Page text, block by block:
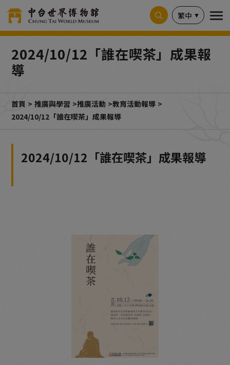
繁中
2024/10/12「誰在喫茶」成果報
導
首頁 推廣與學習 推廣活動
教育活動報導
2024/10/12「誰在喫茶」成果報導
2024/10/12「誰在喫茶」成果報導
Cookie管理面板